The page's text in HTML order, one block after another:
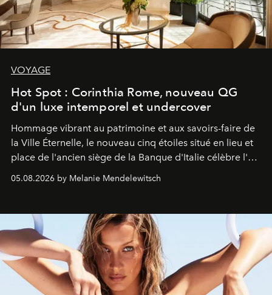
VOYAGE
Hot Spot : Corinthia Rome, nouveau QG
d'un luxe intemporel et undercover
Hommage vibrant au patrimoine et aux savoirs-faire de
la Ville Éternelle, le nouveau cinq étoiles situé en lieu et
place de l'ancien siège de la Banque d'Italie célèbre l'art
de vivre Romain dans toute son élégance intemporelle.
05.08.2026 by Melanie Mendelewitsch